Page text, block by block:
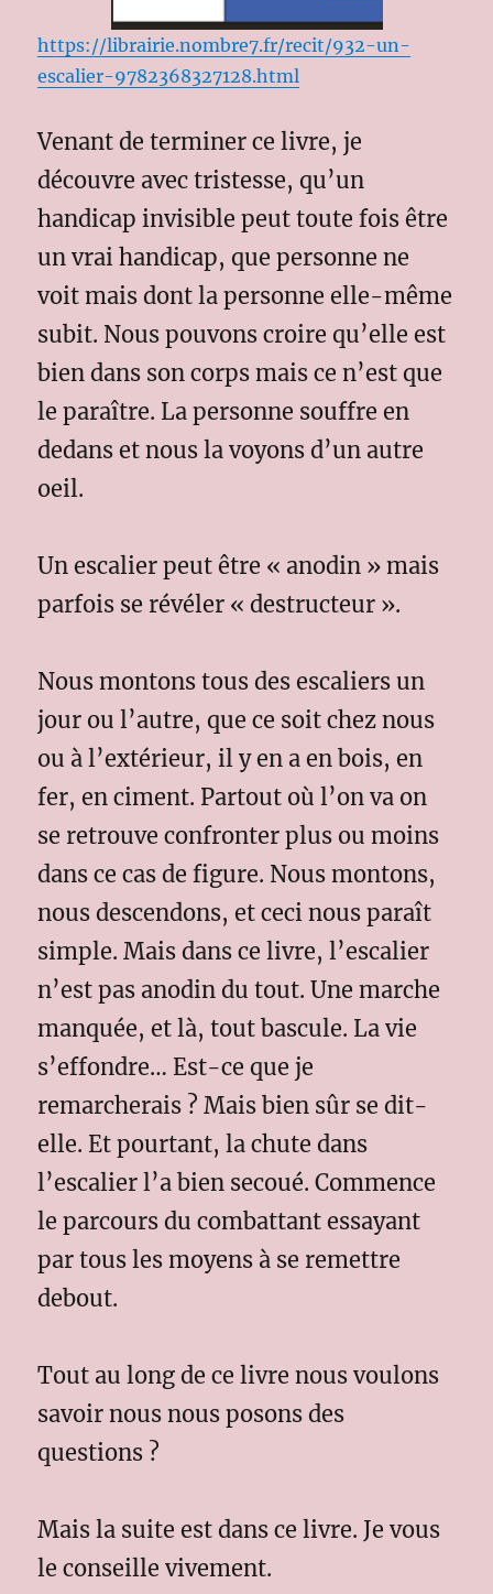
https://librairie.nombre7.fr/recit/932-un-
escalier-9782368327128.html
Venant de terminer ce livre, je
découvre avec tristesse, qu’un
handicap invisible peut toute fois être
un vrai handicap, que personne ne
voit mais dont la personne elle-même
subit. Nous pouvons croire qu’elle est
bien dans son corps mais ce n’est que
le paraître. La personne souffre en
dedans et nous la voyons d’un autre
oeil.
Un escalier peut être « anodin » mais
parfois se révéler « destructeur ».
Nous montons tous des escaliers un
jour ou l’autre, que ce soit chez nous
ou à l’extérieur, il y en a en bois, en
fer, en ciment. Partout où l’on va on
se retrouve confronter plus ou moins
dans ce cas de figure. Nous montons,
nous descendons, et ceci nous paraît
simple. Mais dans ce livre, l’escalier
n’est pas anodin du tout. Une marche
manquée, et là, tout bascule. La vie
s’effondre… Est-ce que je
remarcherais ? Mais bien sûr se dit-
elle. Et pourtant, la chute dans
l’escalier l’a bien secoué. Commence
le parcours du combattant essayant
par tous les moyens à se remettre
debout.
Tout au long de ce livre nous voulons
savoir nous nous posons des
questions ?
Mais la suite est dans ce livre. Je vous
le conseille vivement.